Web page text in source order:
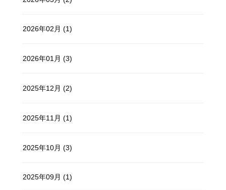
2026年02月 (1)
2026年01月 (3)
2025年12月 (2)
2025年11月 (1)
2025年10月 (3)
2025年09月 (1)